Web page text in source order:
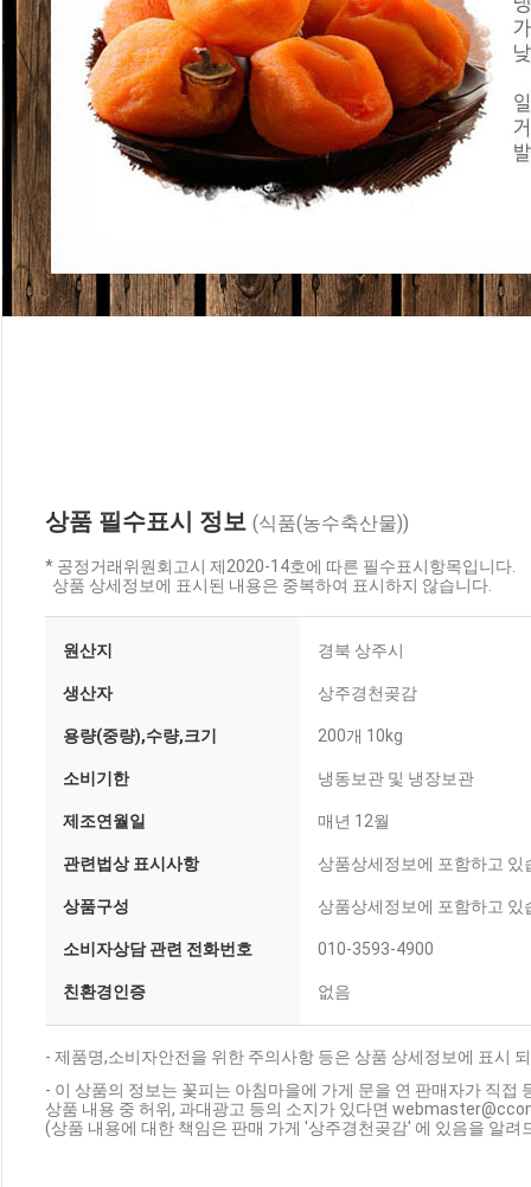
상품 필수표시 정보 (식품(농수축산물))
* 공정거래위원회고시 제2020-14호에 따른 필수표시항목입니다.
상품 상세정보에 표시된 내용은 중복하여 표시하지 않습니다.
원산지 경북 상주시
생산자 상주경천곶감
용량(중량),수량,크기 200개 10kg
소비기한 냉동보관 및 냉장보관
제조연월일 매년 12월
관련법상 표시사항 상품상세정보에 포함하고 있
상품구성 상품상세정보에 포함하고 있
소비자상담 관련 전화번호 010-3593-4900
친환경인증 없음
- 제품명,소비자안전을 위한 주의사항 등은 상품 상세정보에 표시
- 이 상품의 정보는 꽃피는 아침마을에 가게 문을 연 판매자가 직접
상품 내용 중 허위, 과대광고 등의 소지가 있다면
(상품 내용에 대한 책임은 판매 가게 '상주경천곶감' 에 있음을 알려